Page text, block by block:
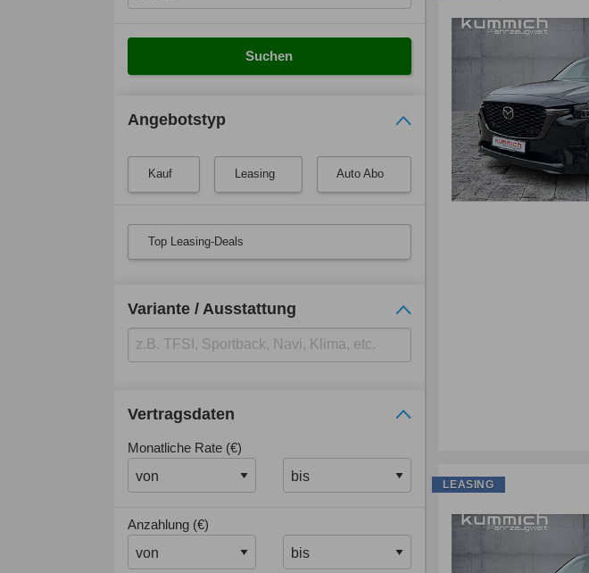
Suchen
Angebotstyp
Kauf Leasing Auto Abo
Top Leasing-Deals
Variante / Ausstattung
Vertragsdaten
Monatliche Rate (€)
Anzahlung (€)
LEASING